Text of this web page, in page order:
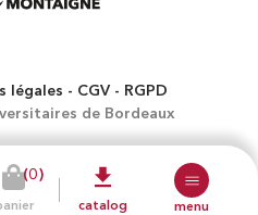
(0)
catalog menu
légales CGV
RGPD
de Bordeaux